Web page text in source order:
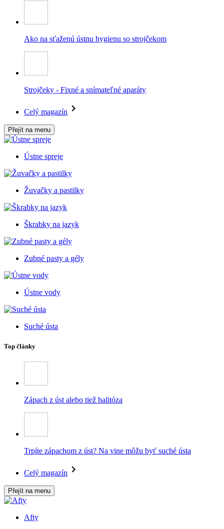
Ako na sťaženú ústnu hygienu so strojčekom
Strojčeky - Fixné a snímateľné aparáty
Celý magazín
Přejít na menu
Ústne spreje
Žuvačky a pastilky
Škrabky na jazyk
Zubné pasty a gély
Ústne vody
Suché ústa
Top články
Zápach z úst alebo tiež halitóza
Trpíte zápachom z úst? Na vine môžu byť suché ústa
Celý magazín
Přejít na menu
Afty